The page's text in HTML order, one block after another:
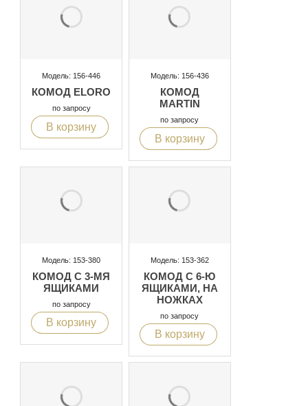
Модель: 156-446
КОМОД ELORO
по запросу
В корзину
Модель: 156-436
КОМОД
MARTIN
по запросу
В корзину
Модель: 153-380
КОМОД С 3-МЯ
ЯЩИКАМИ
по запросу
В корзину
Модель: 153-362
КОМОД С 6-Ю
ЯЩИКАМИ, НА
НОЖКАХ
по запросу
В корзину